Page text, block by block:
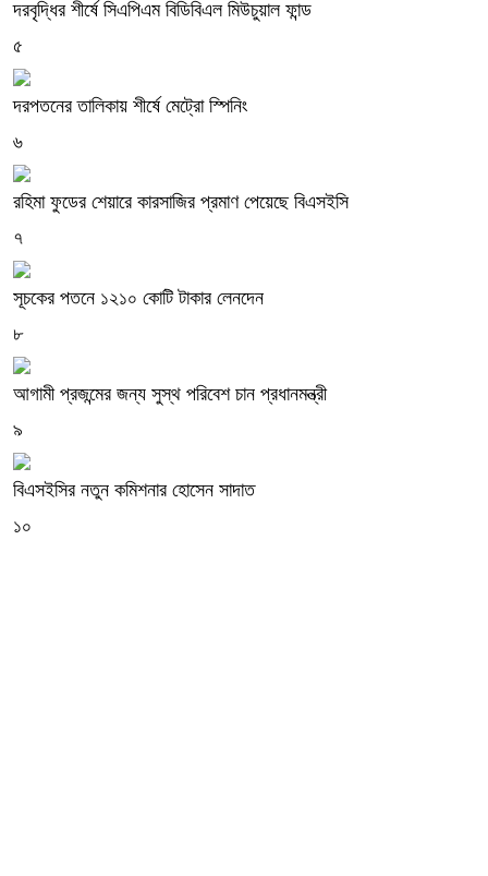
দরবৃদ্ধির শীর্ষে সিএপিএম বিডিবিএল মিউচুয়াল ফান্ড
৫
দরপতনের তালিকায় শীর্ষে মেট্রো স্পিনিং
৬
রহিমা ফুডের শেয়ারে কারসাজির প্রমাণ পেয়েছে বিএসইসি
৭
সূচকের পতনে ১২১০ কোটি টাকার লেনদেন
৮
আগামী প্রজন্মের জন্য সুস্থ পরিবেশ চান প্রধানমন্ত্রী
৯
বিএসইসির নতুন কমিশনার হোসেন সাদাত
১০